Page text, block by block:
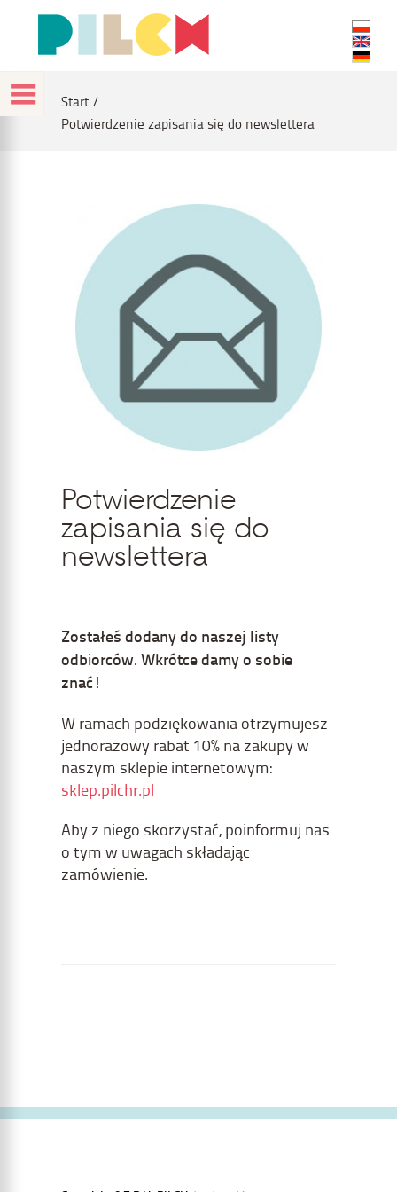
Start
Potwierdzenie zapisania się do newslettera
Potwierdzenie
zapisania się do
newslettera
Zostałeś dodany do naszej listy
odbiorców. Wkrótce damy o sobie
znać!
W ramach podziękowania otrzymujesz
jednorazowy rabat 10% na zakupy w
naszym sklepie internetowym:
sklep.pilchr.pl
Aby z niego skorzystać, poinformuj nas
o tym w uwagach składając
zamówienie.